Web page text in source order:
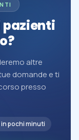
pazienti
altre
domande e ti
presso
pochi minuti